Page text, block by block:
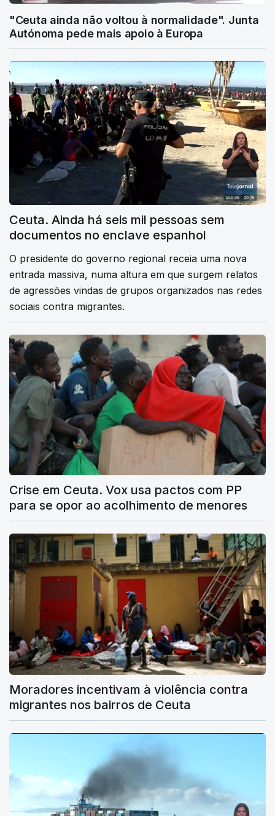
"Ceuta ainda não voltou à normalidade". Junta
Autónoma pede mais apoio à Europa
Ceuta. Ainda há seis mil pessoas sem
documentos no enclave espanhol
O presidente do governo regional receia uma nova
entrada massiva, numa altura em que surgem relatos
de agressões vindas de grupos organizados nas redes
sociais contra migrantes.
Crise em Ceuta. Vox usa pactos com PP
para se opor ao acolhimento de menores
Moradores incentivam à violência contra
migrantes nos bairros de Ceuta